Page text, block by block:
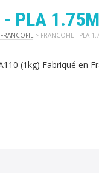
- PLA
FRANCOFIL > FRANCOFIL - PLA
(1kg) Fabriqué en